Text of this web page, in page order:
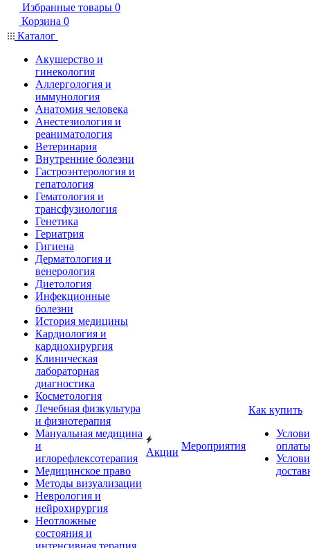
Избранные товары 0
Корзина 0
Каталог
Акушерство и
гинекология
Аллергология и
иммунология
Анатомия человека
Анестезиология и
реаниматология
Ветеринария
Внутренние болезни
Гастроэнтерология и
гепатология
Гематология и
трансфузиология
Генетика
Гериатрия
Гигиена
Дерматология и
венерология
Диетология
Инфекционные
болезни
История медицины
Кардиология и
кардиохирургия
Клиническая
лабораторная
диагностика
Косметология
Лечебная физкультура
и физиотерапия
Мануальная медицина
и
иглорефлексотерапия
Медицинское право
Методы визуализации
Неврология и
нейрохирургия
Неотложные
состояния и
интенсивная терапия
Акции
Мероприятия
Как купить
оплаты